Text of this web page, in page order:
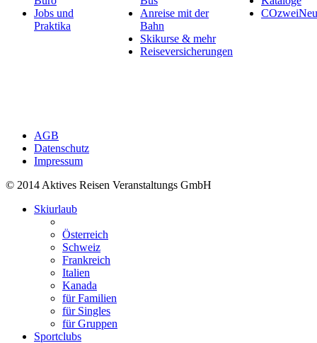
Jobs und
Praktika
Anreise mit der
Bahn
Skikurse & mehr
Reiseversicherungen
AGB
Datenschutz
Impressum
© 2014 Aktives Reisen Veranstaltungs GmbH
Skiurlaub
Österreich
Schweiz
Frankreich
Italien
Kanada
für Familien
für Singles
für Gruppen
Sportclubs